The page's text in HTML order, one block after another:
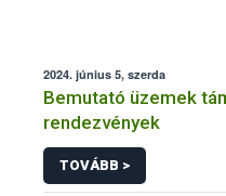
2024. június 5, szerda
Bemutató üzemek
rendezvények
TOVÁBB >